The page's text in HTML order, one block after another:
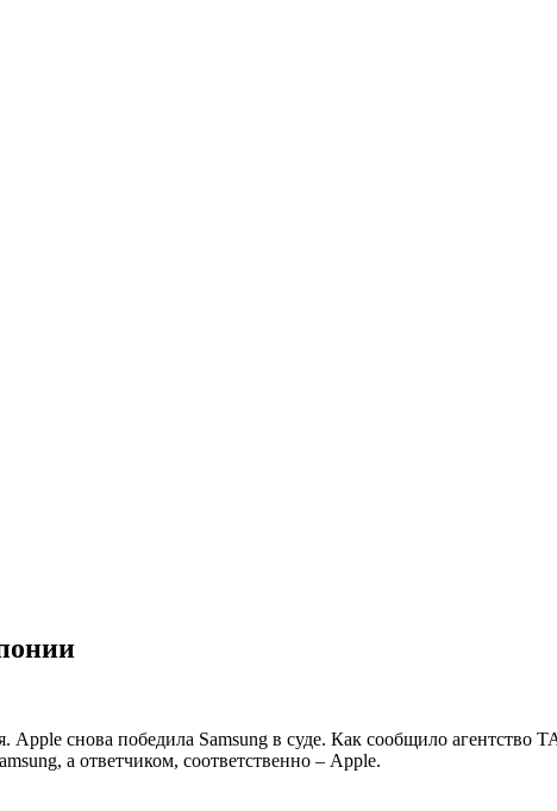
снова победила Samsung в суде. Как сообщило агентство
а ответчиком, соответственно – Apple.